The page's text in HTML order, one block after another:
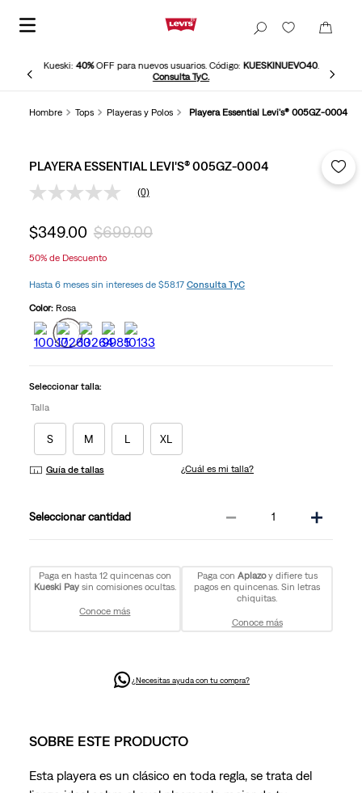
Kueski:40%OFF para nuevos usuarios. Código: KUESKINUEVO40.
Consulta TyC.
Hombre Tops Playeras y Polos Playera Essential Levi's® 005GZ-0004
PLAYERA ESSENTIAL LEVI'S® 005GZ-0004
Sin
Enlace
en
misma
(0)
$349.00 $699.00
50%de Descuento
Hasta 6 meses sin intereses de $58.17 Consulta TyC
Color: Rosa
Seleccionar talla:
Talla
S M L XL
Guía de tallas ¿Cuál es mi talla?
cantidad ＋
－
Paga en hasta 12 quincenas con
Kueski Paysin comisiones ocultas.
Conoce más
Paga con Aplazoy difiere tus
pagos en quincenas. Sin letras
chiquitas.
Conoce más
¿Necesitas ayuda con tu compra?
SOBRE ESTE PRODUCTO
Esta playera es un clásico en toda regla, se trata del